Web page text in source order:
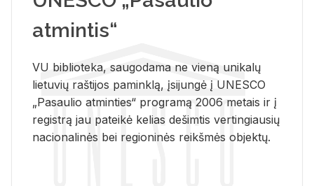
atmintis“
VU biblioteka, saugodama ne vieną unikalų
lietuvių raštijos paminklą, įsijungė į UNESCO
„Pasaulio atminties“ programą 2006 metais ir į
registrą jau pateikė kelias dešimtis vertingiausių
nacionalinės bei regioninės reikšmės objektų.